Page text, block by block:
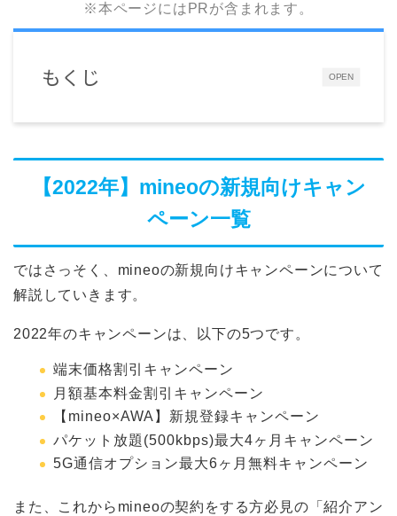
※本ページにはPRが含まれます。
OPEN
もくじ
【2022年】mineoの新規向けキャン
ペーン一覧
ではさっそく、mineoの新規向けキャンペーンについて
解説していきます。
2022年のキャンペーンは、以下の5つです。
端末価格割引キャンペーン
月額基本料金割引キャンペーン
【mineo×AWA】新規登録キャンペーン
パケット放題(500kbps)最大4ヶ月キャンペーン
5G通信オプション最大6ヶ月無料キャンペーン
また、これからmineoの契約をする方必見の「紹介アン